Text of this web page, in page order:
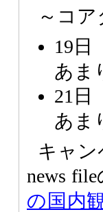
～コア
19日
あま
21日
あま
キャ
news file
の国内